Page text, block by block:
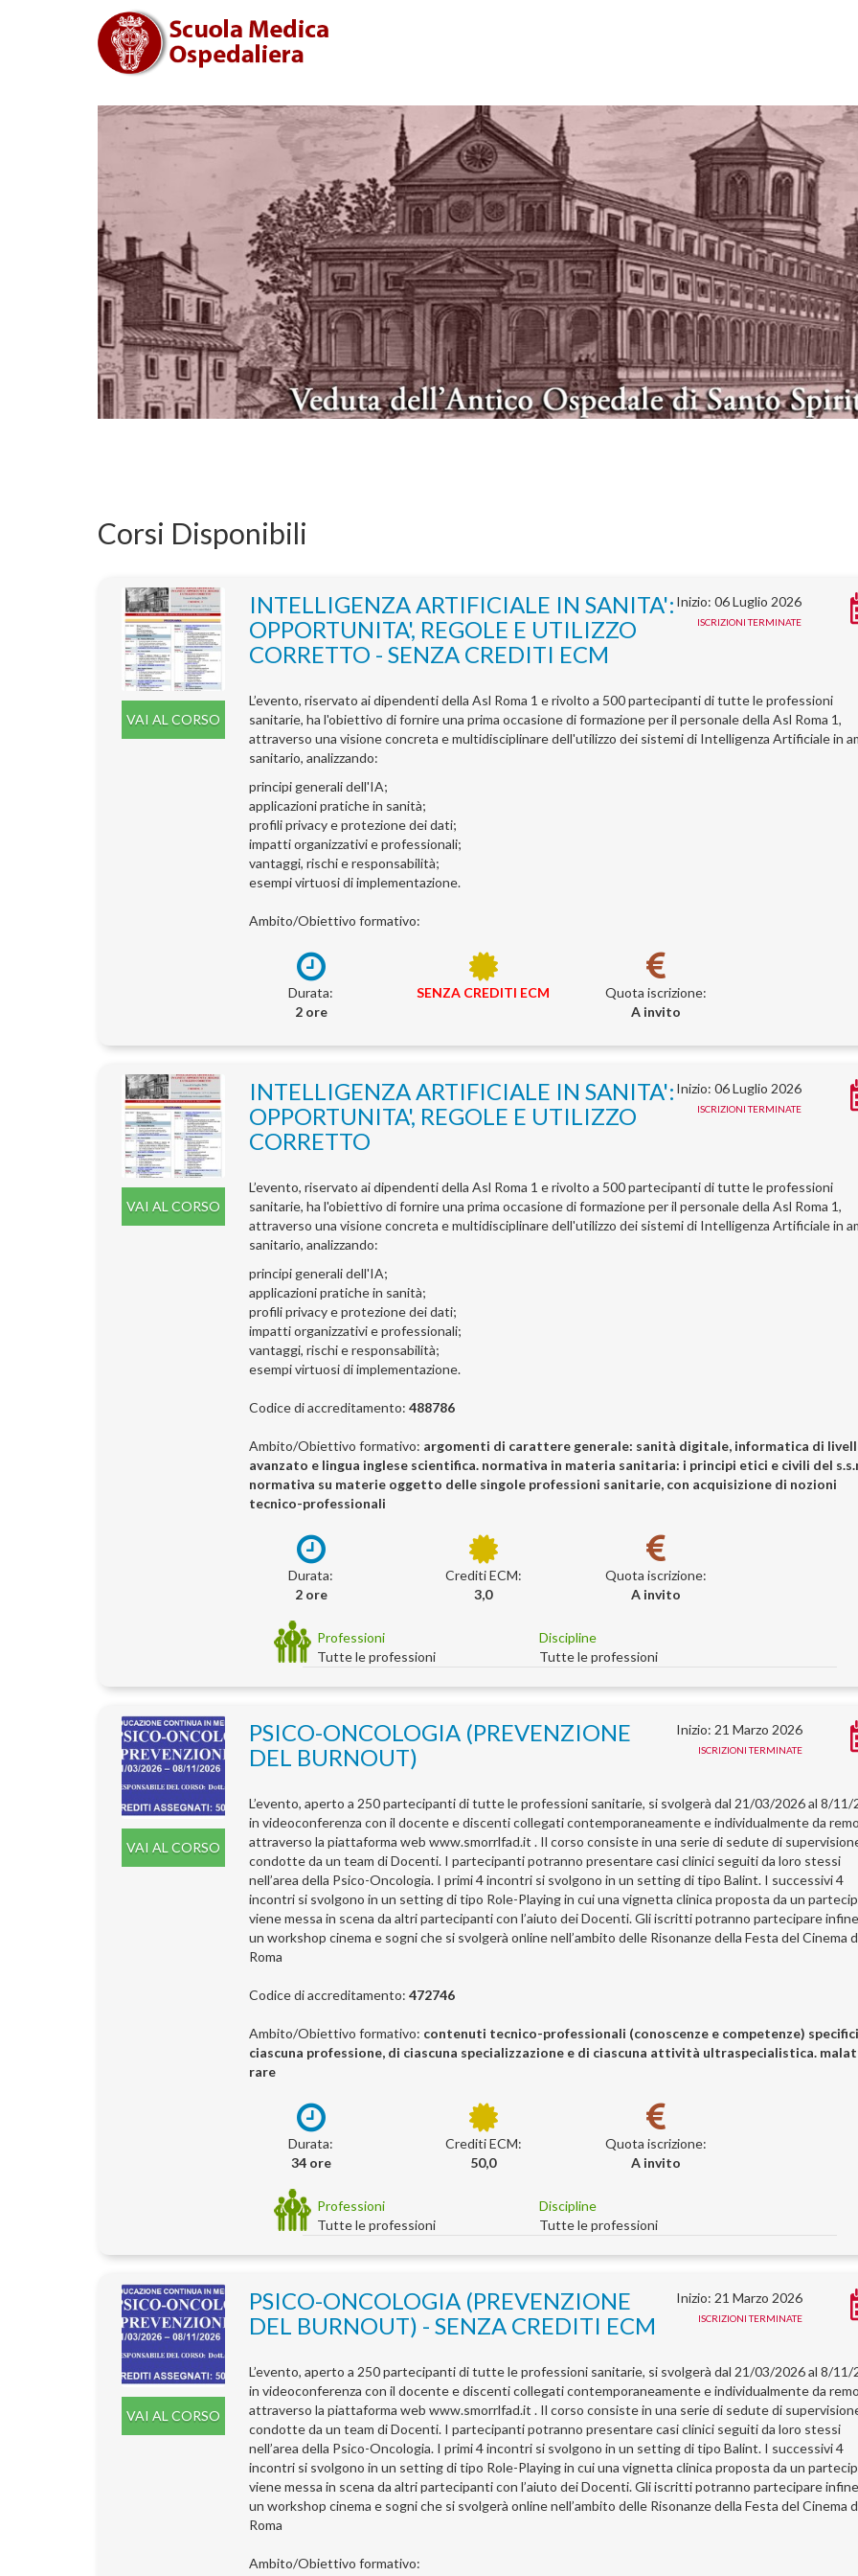
Corsi Disponibili
VAI AL CORSO
INTELLIGENZA ARTIFICIALE IN SANITA':
OPPORTUNITA', REGOLE E UTILIZZO
CORRETTO - SENZA CREDITI ECM
Inizio: 06 Luglio 2026
ISCRIZIONI TERMINATE
L’evento, riservato ai dipendenti della Asl Roma 1 e rivolto a 500 partecipanti di tutte le professioni
sanitarie, ha l'obiettivo di fornire una prima occasione di formazione per il personale della Asl Roma 1,
attraverso una visione concreta e multidisciplinare dell'utilizzo dei sistemi di Intelligenza Artificiale in
sanitario, analizzando:
principi generali dell'IA;
applicazioni pratiche in sanità;
profili privacy e protezione dei dati;
impatti organizzativi e professionali;
vantaggi, rischi e responsabilità;
esempi virtuosi di implementazione.
Ambito/Obiettivo formativo:
Durata:
2 ore
SENZA CREDITI ECM
Quota iscrizione:
A invito
VAI AL CORSO
INTELLIGENZA ARTIFICIALE IN SANITA':
OPPORTUNITA', REGOLE E UTILIZZO
CORRETTO
Inizio: 06 Luglio 2026
ISCRIZIONI TERMINATE
L’evento, riservato ai dipendenti della Asl Roma 1 e rivolto a 500 partecipanti di tutte le professioni
sanitarie, ha l'obiettivo di fornire una prima occasione di formazione per il personale della Asl Roma 1,
attraverso una visione concreta e multidisciplinare dell'utilizzo dei sistemi di Intelligenza Artificiale in
sanitario, analizzando:
principi generali dell'IA;
applicazioni pratiche in sanità;
profili privacy e protezione dei dati;
impatti organizzativi e professionali;
vantaggi, rischi e responsabilità;
esempi virtuosi di implementazione.
Codice di accreditamento: 488786
Ambito/Obiettivo formativo: argomenti di carattere generale: sanità digitale, informatica di
avanzato e lingua inglese scientifica. normativa in materia sanitaria: i principi etici e civili del
normativa su materie oggetto delle singole professioni sanitarie, con acquisizione di nozioni
tecnico-professionali
Durata:
2 ore
Crediti ECM:
3,0
Quota iscrizione:
A invito
Professioni
Discipline
Tutte le professioni
Tutte le professioni
VAI AL CORSO
PSICO-ONCOLOGIA (PREVENZIONE
DEL BURNOUT)
Inizio: 21 Marzo 2026
ISCRIZIONI TERMINATE
L’evento, aperto a 250 partecipanti di tutte le professioni sanitarie, si svolgerà dal 21/03/2026 al 8/11/
in videoconferenza con il docente e discenti collegati contemporaneamente e individualmente da
attraverso la piattaforma web www.smorrlfad.it . Il corso consiste in una serie di sedute di
condotte da un team di Docenti. I partecipanti potranno presentare casi clinici seguiti da loro stessi
nell’area della Psico-Oncologia. I primi 4 incontri si svolgono in un setting di tipo Balint. I successivi 4
incontri si svolgono in un setting di tipo Role-Playing in cui una vignetta clinica proposta da un
viene messa in scena da altri partecipanti con l’aiuto dei Docenti. Gli iscritti potranno partecipare
un workshop cinema e sogni che si svolgerà online nell’ambito delle Risonanze della Festa del Cinema
Roma
Codice di accreditamento: 472746
Ambito/Obiettivo formativo: contenuti tecnico-professionali (conoscenze e competenze)
ciascuna professione, di ciascuna specializzazione e di ciascuna attività ultraspecialistica.
rare
Durata:
34 ore
Crediti ECM:
50,0
Quota iscrizione:
A invito
Professioni
Discipline
Tutte le professioni
Tutte le professioni
VAI AL CORSO
PSICO-ONCOLOGIA (PREVENZIONE
DEL BURNOUT) - SENZA CREDITI ECM
Inizio: 21 Marzo 2026
ISCRIZIONI TERMINATE
L’evento, aperto a 250 partecipanti di tutte le professioni sanitarie, si svolgerà dal 21/03/2026 al 8/11/
in videoconferenza con il docente e discenti collegati contemporaneamente e individualmente da
attraverso la piattaforma web www.smorrlfad.it . Il corso consiste in una serie di sedute di
condotte da un team di Docenti. I partecipanti potranno presentare casi clinici seguiti da loro stessi
nell’area della Psico-Oncologia. I primi 4 incontri si svolgono in un setting di tipo Balint. I successivi 4
incontri si svolgono in un setting di tipo Role-Playing in cui una vignetta clinica proposta da un
viene messa in scena da altri partecipanti con l’aiuto dei Docenti. Gli iscritti potranno partecipare
un workshop cinema e sogni che si svolgerà online nell’ambito delle Risonanze della Festa del Cinema
Roma
Ambito/Obiettivo formativo: